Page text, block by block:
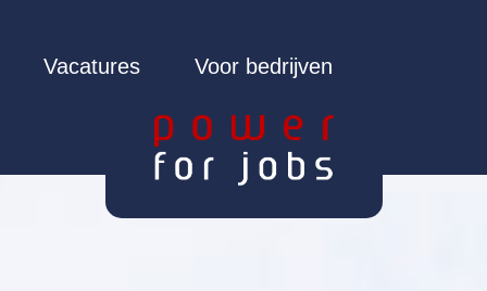
Vacatures Voor bedrijven